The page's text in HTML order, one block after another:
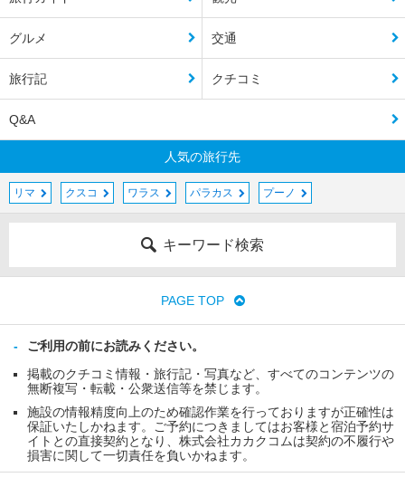
グルメ 交通
旅行記 クチコミ
Q&A
人気の旅行先
リマ クスコ ワラス パラカス プーノ
キーワード検索
PAGE TOP
ご利用の前にお読みください。
掲載のクチコミ情報・旅行記・写真など、すべてのコンテンツの
無断複写・転載・公衆送信等を禁じます。
施設の情報精度向上のため確認作業を行っておりますが正確性は
保証いたしかねます。ご予約につきましてはお客様と宿泊予約サ
イトとの直接契約となり、株式会社カカクコムは契約の不履行や
損害に関して一切責任を負いかねます。